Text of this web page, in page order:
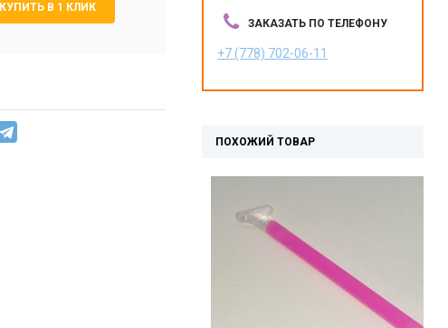
КУПИТЬ В 1 КЛИК
ЗАКАЗАТЬ ПО ТЕЛЕФОНУ
+7 (778) 702-06-11
ПОХОЖИЙ ТОВАР